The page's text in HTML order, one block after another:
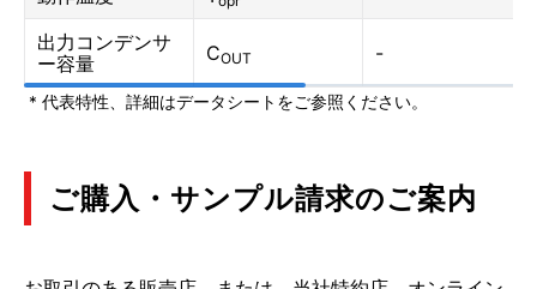
出力コンデンサ
ー容量
COUT -
* 代表特性、詳細はデータシートをご参照ください。
ご購入・サンプル請求のご案内